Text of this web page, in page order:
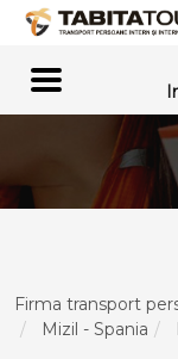
Firma transport
Mizil - Spania